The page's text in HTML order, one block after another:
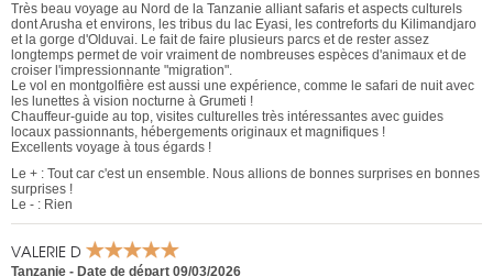
Très beau voyage au Nord de la Tanzanie alliant safaris et aspects culturels
dont Arusha et environs, les tribus du lac Eyasi, les contreforts du Kilimandjaro
et la gorge d'Olduvai. Le fait de faire plusieurs parcs et de rester assez
longtemps permet de voir vraiment de nombreuses espèces d'animaux et de
croiser l'impressionnante "migration".
Le vol en montgolfière est aussi une expérience, comme le safari de nuit avec
les lunettes à vision nocturne à Grumeti !
Chauffeur-guide au top, visites culturelles très intéressantes avec guides
locaux passionnants, hébergements originaux et magnifiques !
Excellents voyage à tous égards !
Le + : Tout car c'est un ensemble. Nous allions de bonnes surprises en bonnes
surprises !
Le - : Rien
VALERIE D
Tanzanie - Date de départ 09/03/2026